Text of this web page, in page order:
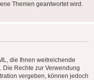
Themen geantwortet wird.
die Ihnen weitreichende
Die Rechte zur Verwendung
vergeben, können jedoch